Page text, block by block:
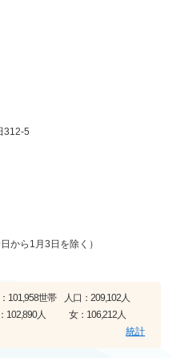
312-5
から1月3日を除く）
101,958世帯 人口： 209,102人
102,890人 女： 106,212人
統計